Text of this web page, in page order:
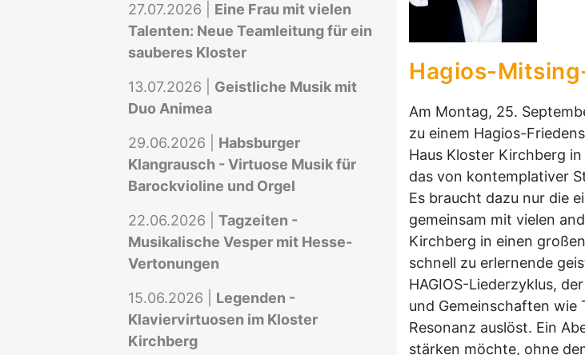
27.07.2026 | Eine Frau mit vielen
Talenten: Neue Teamleitung für ein
sauberes Kloster
13.07.2026 | Geistliche Musik mit
Duo Animea
29.06.2026 | Habsburger
Klangrausch - Virtuose Musik für
Barockvioline und Orgel
22.06.2026 | Tagzeiten -
Musikalische Vesper mit Hesse-
Vertonungen
15.06.2026 | Legenden -
Klaviervirtuosen im Kloster
Kirchberg
Hagios-
Am Montag, 25.
zu einem Hagios-
Haus Kloster Kirchberg
das von kontemplativer
Es braucht dazu nur die
gemeinsam mit vielen
Kirchberg in einen
schnell zu erlernende
HAGIOS-Liederzyklus,
und Gemeinschaften wie
Resonanz auslöst. Ein
stärken möchte, ohne